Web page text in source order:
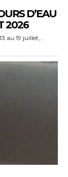
D’EAU
2026
au 19 juillet,...